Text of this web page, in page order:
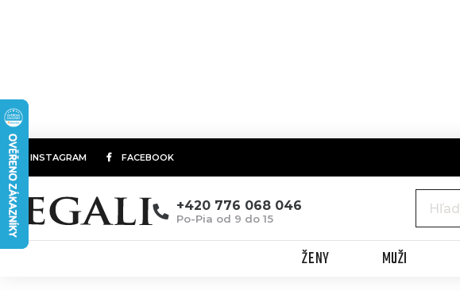
INSTAGRAM FACEBOOK
+420 776 068 046
Po-Pia od 9 do 15
ŽENY MUŽI